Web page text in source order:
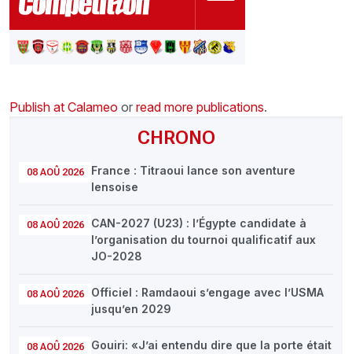
CHRONO
08 AOÛ 2026
France : Titraoui lance son aventure
lensoise
08 AOÛ 2026
CAN-2027 (U23) : l’Égypte candidate à
l’organisation du tournoi qualificatif aux
JO-2028
08 AOÛ 2026
Officiel : Ramdaoui s’engage avec l’USMA
jusqu’en 2029
08 AOÛ 2026
Gouiri: «J’ai entendu dire que la porte était
Publish at Calameo or read more publications.